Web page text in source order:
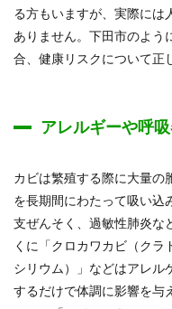
る方もいますが、実際には
ありません。下田市のよう
合、健康リスクについて正
アレルギーや呼
カビは繁殖する際に大量の
を長期間にわたって吸い込
支ぜんそく、過敏性肺炎な
くに「クロカワカビ（クラ
シリウム）」などはアレル
するだけで体調に影響を与